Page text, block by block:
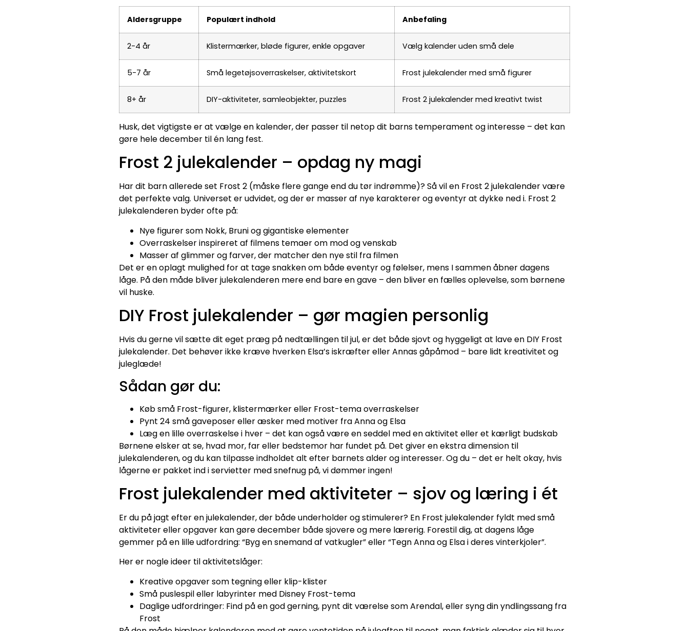
Aldersgruppe Populært indhold Anbefaling
2-4 år Klistermærker, bløde figurer, enkle opgaver Vælg kalender uden små dele
5-7 år Små legetøjsoverraskelser, aktivitetskort Frost julekalender med små figurer
8+ år DIY-aktiviteter, samleobjekter, puzzles Frost 2 julekalender med kreativt twist
Husk, det vigtigste er at vælge en kalender, der passer til netop dit barns temperament og interesse – det kan
gøre hele december til én lang fest.
Frost 2 julekalender – opdag ny magi
Har dit barn allerede set Frost 2 (måske flere gange end du tør indrømme)? Så vil en Frost 2 julekalender være
det perfekte valg. Universet er udvidet, og der er masser af nye karakterer og eventyr at dykke ned i. Frost 2
julekalenderen byder ofte på:
Nye figurer som Nokk, Bruni og gigantiske elementer
Overraskelser inspireret af filmens temaer om mod og venskab
Masser af glimmer og farver, der matcher den nye stil fra filmen
Det er en oplagt mulighed for at tage snakken om både eventyr og følelser, mens I sammen åbner dagens
låge. På den måde bliver julekalenderen mere end bare en gave – den bliver en fælles oplevelse, som børnene
vil huske.
DIY Frost julekalender – gør magien personlig
Hvis du gerne vil sætte dit eget præg på nedtællingen til jul, er det både sjovt og hyggeligt at lave en DIY Frost
julekalender. Det behøver ikke kræve hverken Elsa’s iskræfter eller Annas gåpåmod – bare lidt kreativitet og
juleglæde!
Sådan gør du:
Køb små Frost-figurer, klistermærker eller Frost-tema overraskelser
Pynt 24 små gaveposer eller æsker med motiver fra Anna og Elsa
Læg en lille overraskelse i hver – det kan også være en seddel med en aktivitet eller et kærligt budskab
Børnene elsker at se, hvad mor, far eller bedstemor har fundet på. Det giver en ekstra dimension til
julekalenderen, og du kan tilpasse indholdet alt efter barnets alder og interesser. Og du – det er helt okay, hvis
lågerne er pakket ind i servietter med snefnug på, vi dømmer ingen!
Frost julekalender med aktiviteter – sjov og læring i ét
Er du på jagt efter en julekalender, der både underholder og stimulerer? En Frost julekalender fyldt med små
aktiviteter eller opgaver kan gøre december både sjovere og mere lærerig. Forestil dig, at dagens låge
gemmer på en lille udfordring: “Byg en snemand af vatkugler” eller “Tegn Anna og Elsa i deres vinterkjoler”.
Her er nogle ideer til aktivitetslåger:
Kreative opgaver som tegning eller klip-klister
Små puslespil eller labyrinter med Disney Frost-tema
Daglige udfordringer: Find på en god gerning, pynt dit værelse som Arendal, eller syng din yndlingssang fra
Frost